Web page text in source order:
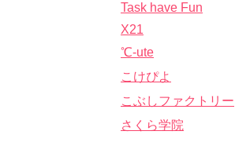
Task have Fun
X21
℃-ute
こけぴよ
こぶしファクトリー
さくら学院